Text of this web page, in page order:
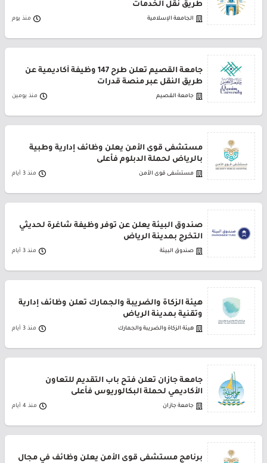
طريق نقل الخدمات
الجامعة الإسلامية منذ يوم
جامعة القصيم تعلن طرح 147 وظيفة أكاديمية عن
طريق النقل عبر منصة قدرات
جامعة القصيم منذ يومين
مستشفى قوى الأمن يعلن وظائف إدارية وطبية
بالرياض لحملة الدبلوم فأعلى
مستشفى قوى الأمن منذ 3 أيام
صندوق البيئة يعلن عن توفر وظيفة شاغرة لحديثي
التخرج بمدينة الرياض
صندوق البيئة منذ 3 أيام
هيئة الزكاة والضريبة والجمارك تعلن وظائف إدارية
وتقنية بمدينة الرياض
هيئة الزكاة والضريبة والجمارك منذ 3 أيام
جامعة جازان تعلن فتح باب التقديم للتعاون
الأكاديمي لحملة البكالوريوس فأعلى
جامعة جازان منذ 4 أيام
برنامج مستشفى قوى الأمن يعلن وظائف في مجال